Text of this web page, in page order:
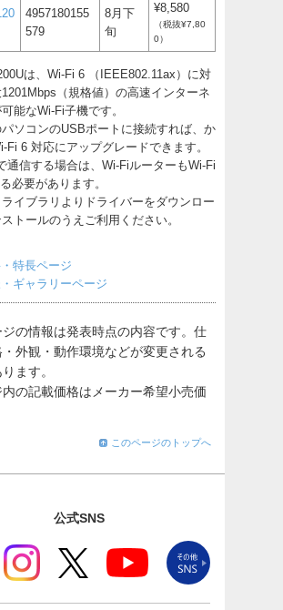
4957180155
579
8月下
旬
¥8,580
（税抜¥7,80
0）
は、Wi-Fi 6 （IEEE802.11ax）に対
（規格値）の高速インターネ
能なWi-Fi子機です。
ソコンのUSBポートに接続すれば、か
Fi 6 対応にアップグレードできます。
通信する場合は、Wi-FiルーターもWi-Fi
必要があります。
イブラリよりドライバーをダウンロー
トールのうえご利用ください。
特長ページ
ギャラリーページ
ジの情報は発表時点の内容です。仕
外観・動作環境などが変更される
ます。
の記載価格はメーカー希望小売価
このページのトップへ
公式SNS